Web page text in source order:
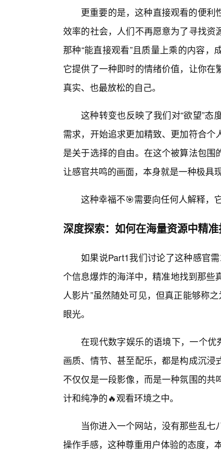
更重要的是，这种直接观看的便
效率的社会，人们不再愿意为了寻找
那种“能直接观看”且质量上乘的内容
它提供了一种即时的情绪价值，让你
真实、也最放松的自己。
这种转变也反映了我们对“欲望”
需求，开始追求更加精致、更加符合
是关于选择的自由。在这个被算法包
让感官共鸣的画面，本身就是一种极具
这种幸福不🎯需要向任何人解释，
深度探索：如何在海量资源中精
如果说Part1我们讨论了这种感官
个信息爆炸的海洋中，精准地找到那些
人影片”虽然随处可见，但真正能够称
眼光。
在现代数字娱乐的语境下，一个优
画质、情节、甚至配乐，都是构成沉
不仅仅是一段影像，而是一种氛围的
计和纯净的🔥观看环境之中。
当你进入一个网站，没有那些乱
操作手感，这种尊重用户体验的态度，